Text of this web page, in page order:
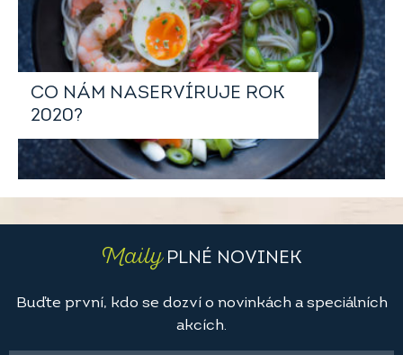
CO NÁM NASERVÍRUJE ROK
2020?
MailyPLNÉ NOVINEK
Buďte první, kdo se dozví o novinkách a speciálních
akcích.